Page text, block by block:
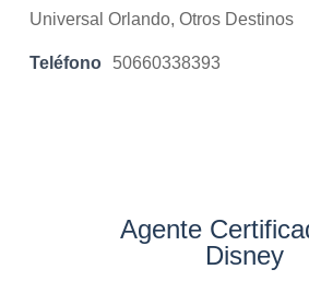
Universal Orlando, Otros Destinos
Teléfono 50660338393